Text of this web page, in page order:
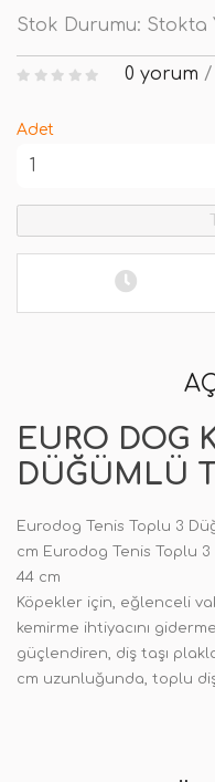
Stok Durumu: Stokta
0 yorum /
Adet
EURO DOG
DÜĞÜMLÜ
Eurodog Tenis Toplu 3
cm Eurodog Tenis Toplu
44 cm
Köpekler için, eğlenceli
kemirme ihtiyacını
güçlendiren, diş taşı
cm uzunluğunda, toplu diş